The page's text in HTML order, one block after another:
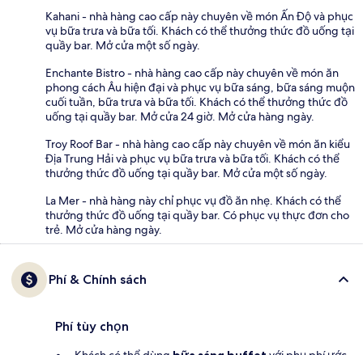
Kahani - nhà hàng cao cấp này chuyên về món Ấn Độ và phục
vụ bữa trưa và bữa tối. Khách có thể thưởng thức đồ uống tại
quầy bar. Mở cửa một số ngày.
Enchante Bistro - nhà hàng cao cấp này chuyên về món ăn
phong cách Âu hiện đại và phục vụ bữa sáng, bữa sáng muộn
cuối tuần, bữa trưa và bữa tối. Khách có thể thưởng thức đồ
uống tại quầy bar. Mở cửa 24 giờ. Mở cửa hàng ngày.
Troy Roof Bar - nhà hàng cao cấp này chuyên về món ăn kiểu
Địa Trung Hải và phục vụ bữa trưa và bữa tối. Khách có thể
thưởng thức đồ uống tại quầy bar. Mở cửa một số ngày.
La Mer - nhà hàng này chỉ phục vụ đồ ăn nhẹ. Khách có thể
thưởng thức đồ uống tại quầy bar. Có phục vụ thực đơn cho
trẻ. Mở cửa hàng ngày.
Phí & Chính sách
Phí tùy chọn